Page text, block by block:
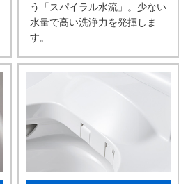
う「スパイラル水流」。少ない
水量で高い洗浄力を発揮しま
す。